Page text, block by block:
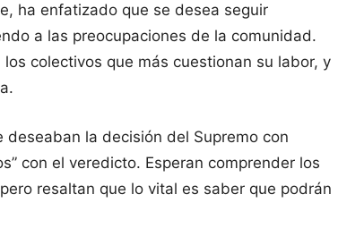
ha enfatizado que se desea seguir
a las preocupaciones de la comunidad.
colectivos que más cuestionan su labor, y
deseaban la decisión del Supremo con
con el veredicto. Esperan comprender los
resaltan que lo vital es saber que podrán